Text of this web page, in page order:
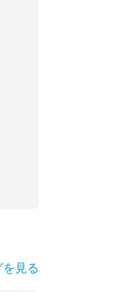
見る